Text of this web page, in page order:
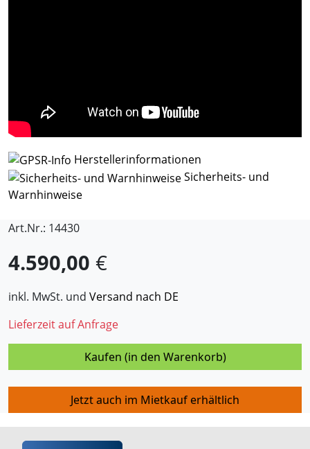
Herstellerinformationen
Sicherheits- und
Warnhinweise
Art.Nr.: 14430
4.590,00 €
inkl. MwSt. und Versand nach DE
Lieferzeit auf Anfrage
Kaufen (in den Warenkorb)
Jetzt auch im Mietkauf erhältlich